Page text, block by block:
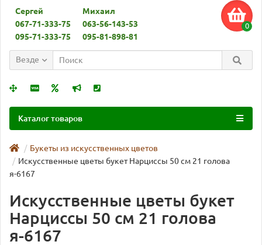
Сергей
067-71-333-75
095-71-333-75
Михаил
063-56-143-53
095-81-898-81
0
Везде
Каталог товаров
Букеты из искусственных цветов
Искусственные цветы букет Нарциссы 50 см 21 голова
я-6167
Искусственные цветы букет
Нарциссы 50 см 21 голова
я-6167